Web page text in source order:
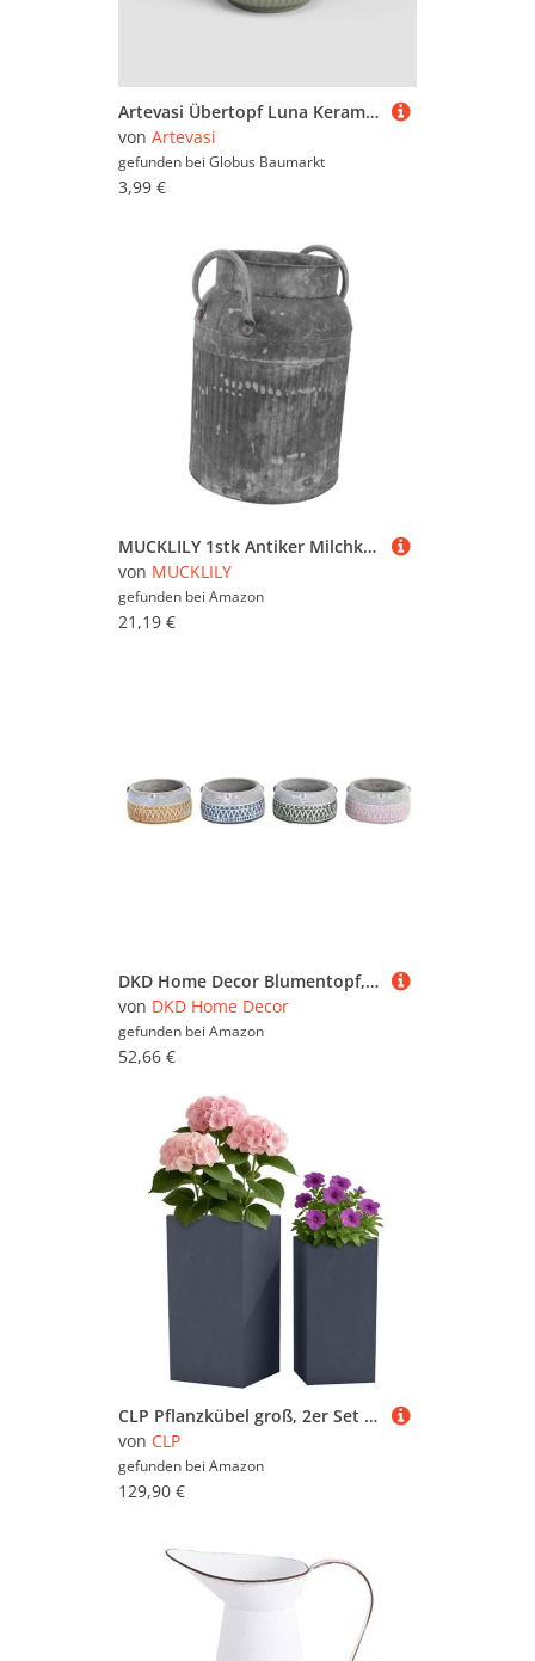
Artevasi Übertopf Luna Keramik Ø 12 x 11 cm grün
von Artevasi
gefunden bei Globus Baumarkt
3,99 €
MUCKLILY 1stk Antiker Milchkännchen-pflanzer Alte Vase Eimer Blumentopf Hausgeschenke Esstischdekoration Rustikaler Blumentopf Für Zu Hause Land Büro Anlage Verzinktes Blech Jahrgang
von MUCKLILY
gefunden bei Amazon
21,19 €
DKD Home Decor Blumentopf, Standard
von DKD Home Decor
gefunden bei Amazon
52,66 €
CLP Pflanzkübel groß, 2er Set für außen und innen, Outdoor XXL Blumenkübel eckig, wetterbeständig frostsicher in Steinoptik, Winterfest, Farbe:anthrazit
von CLP
gefunden bei Amazon
129,90 €